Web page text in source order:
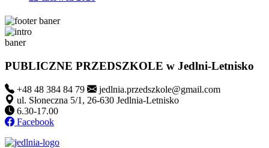
PUBLICZNE PRZEDSZKOLE w Jedlni-Letnisko
+48 48 384 84 79
jedlnia.przedszkole@gmail.com
ul. Słoneczna 5/1, 26-630 Jedlnia-Letnisko
6.30-17.00
Facebook